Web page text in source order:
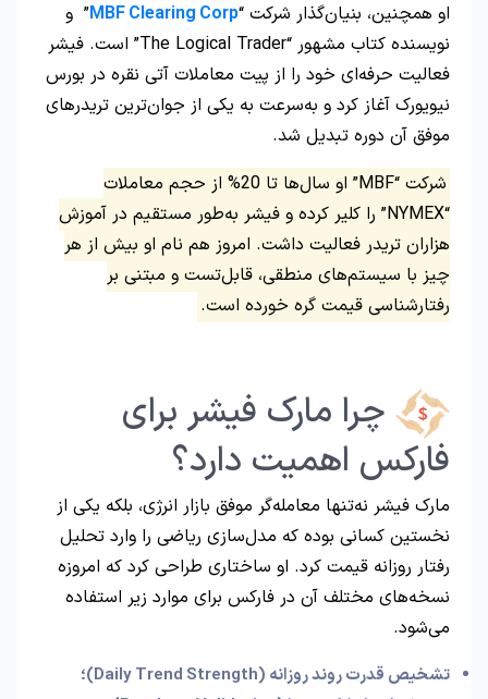
او همچنین، بنیان‌گذار شرکت “MBF Clearing Corp” و
نویسنده کتاب مشهور “The Logical Trader” است. فیشر
فعالیت حرفه‌ای خود را از پیت معاملات آتی نقره در بورس
نیویورک آغاز کرد و به‌سرعت به یکی از جوان‌ترین تریدرهای
موفق آن دوره تبدیل شد.
شرکت “MBF” او سال‌ها تا 20% از حجم معاملات
“NYMEX” را کلیر کرده و فیشر به‌طور مستقیم در آموزش
هزاران تریدر فعالیت داشت. امروز هم نام او بیش از هر
چیز با سیستم‌های منطقی، قابل‌تست و مبتنی بر
رفتارشناسی قیمت گره خورده است.
چرا مارک فیشر برای
فارکس اهمیت دارد؟
مارک فیشر نه‌تنها معامله‌گر موفق بازار انرژی، بلکه یکی از
نخستین کسانی بوده که مدل‌سازی ریاضی را وارد تحلیل
رفتار روزانه قیمت کرد. او ساختاری طراحی کرد که امروزه
نسخه‌های مختلف آن در فارکس برای موارد زیر استفاده
می‌شود.
تشخیص قدرت روند روزانه (Daily Trend Strength)؛